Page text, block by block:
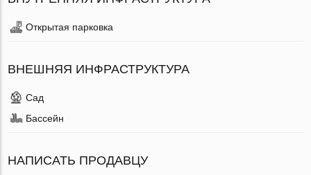
Открытая парковка
ВНЕШНЯЯ ИНФРАСТРУКТУРА
Сад
Бассейн
НАПИСАТЬ ПРОДАВЦУ